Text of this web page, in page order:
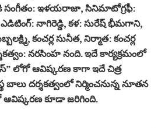
సంగీతం: ఇళయరాజా, సినిమాటోగ్రఫీ:
నాగిరెడ్డి, కళ: సురేష్ భీమగాని,
కంచర్ల సునీత, నిర్మాత: కంచర్ల
నరసింహ నంది. ఇదే కార్యక్రమంలో
లోగో ఆవిష్కరణ కాగా ఇదే చిత్ర
బాలు దర్శకత్వంలో నిర్మించనున్న నూతన
ఆవిష్కరణ కూడా జరిగింది.